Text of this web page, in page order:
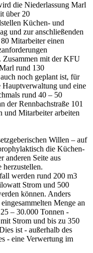
die Niederlassung Marl
über 20
Küchen- und
und zur anschließenden
Mitarbeiter einen
Zusammen mit der KFU
rund 130
noch geplant ist, für
und eine
rund 40 – 50
der Rennbachstraße 101
und Mitarbeiter arbeiten
Willen – auf
die Küchen-
anderen Seite aus
herzustellen.
werden rund 200 m3
Strom und 500
können. Anders
Menge an
– 30.000 Tonnen -
Strom und bis zu 350
ist - außerhalb des
- eine Verwertung im